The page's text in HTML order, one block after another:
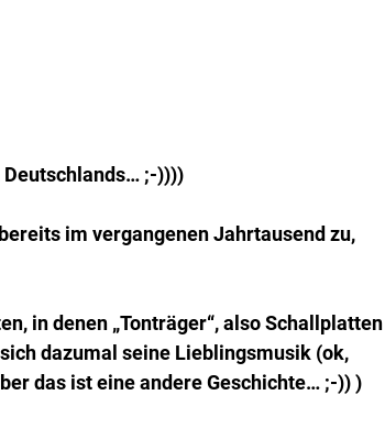
Deutschlands… ;-))))
im vergangenen Jahrtausend zu,
in denen „Tonträger“, also Schallplatten
dazumal seine Lieblingsmusik (ok,
das ist eine andere Geschichte… ;-)) )